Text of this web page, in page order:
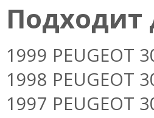
Подходит
1999 PEUGEOT
1998 PEUGEOT
1997 PEUGEOT